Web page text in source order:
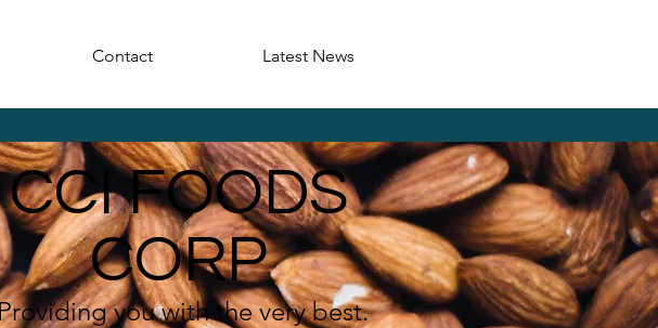
Contact Latest News
CCI FOODS
CORP
you with the very best.